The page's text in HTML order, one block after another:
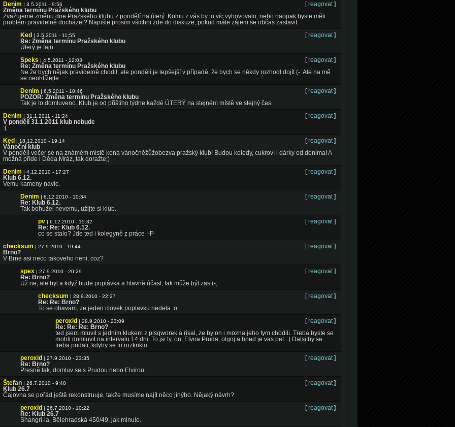
[reagovat ]
Denim | 3.5.2011 - 9:56
Změna termínu Pražského klubu
Zvažujeme změnu dne Pražského klubu z pondělí na úterý. Komu z vás by to víc vyhovovalo, nebo naopak byste měli
problém pravidelně docházet? Napište prosím všichni zde do diskuze, pokud máte zájem se občas zastavit.
[reagovat ]
Ked | 3.5.2011 - 11:55
Re: Změna termínu Pražského klubu
Úterý je fajn
[reagovat ]
Speks | 4.5.2011 - 12:03
Re: Změna termínu Pražského klubu
Ne že bych nějak pravidelně chodil, ale pondělí je lepšejší v případě, že bych se někdy rozhodl dojít (-: Ale na mě
se neohlížejte
[reagovat ]
Denim | 6.5.2011 - 10:46
POZOR: Změna termínu Pražského klubu
Tak je to domluveno. Klub je od příštího týdne každé ÚTERÝ na stejném místě ve stejný čas.
[reagovat ]
Denim | 31.1.2011 - 11:24
V pondělí 31.1.2011 klub nebude
:(
[reagovat ]
Ked | 18.12.2010 - 19:14
Vánoční klub
V pondělí večer se na známém místě koná vánočněžůžobezva pražský klub! Budou koledy, cukroví i dárky od denima! A
možná příde i Děda Mráz, tak doražte;)
[reagovat ]
Denim | 4.12.2010 - 17:27
Klub 6.12.
Vemu kameny navíc.
[reagovat ]
Denim | 6.12.2010 - 10:34
Re: Klub 6.12.
Tak bohužel nevemu, užijte si klub.
[reagovat ]
pv | 6.12.2010 - 15:32
Re: Re: Klub 6.12.
co se stalo? Jde ted i kolegyně z práce :-P
[reagovat ]
checksum | 27.9.2010 - 19:44
Brno?
V Brne asi neco takoveho neni, coz?
[reagovat ]
spex | 27.9.2010 - 20:29
Re: Brno?
Už ne, ale byl a když bude poptávka a hlavně účast, tak může být zas (-;
[reagovat ]
checksum | 28.9.2010 - 22:27
Re: Re: Brno?
To se obavam, ze jeden clovek poptavku nedela :o
[reagovat ]
peroxid | 28.9.2010 - 23:09
Re: Re: Re: Brno?
ted jsem mluvil s jednim klukem z pisqworek a rikal, ze by on i mozna jeho tym chodili. Treba byste se
mohli domluvit na intervalu 14 dni. To jsi ty, on, Elvira Pruda, olgoj a hned je vas pet. :) Dalsi by se
treba pridali, kdyby se to rozkriklo.
[reagovat ]
peroxid | 27.9.2010 - 23:35
Re: Brno?
Presně tak, domluv se s Prudou nebo Elvirou.
[reagovat ]
Štefan | 26.7.2010 - 9:40
Klub 26.7
Čajovna se pořád ještě rekonstruuje, takže musíme najít něco jinýho. Nějaký návrh?
[reagovat ]
peroxid | 26.7.2010 - 10:22
Re: Klub 26.7
Shangri-la, Bělehradská 450/49, jak minule.